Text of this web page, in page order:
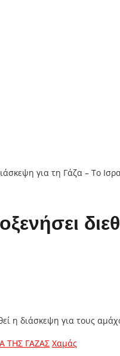
η διάσκεψη για τους
ΤΗΣ ΓΑΖΑΣ Χαμάς